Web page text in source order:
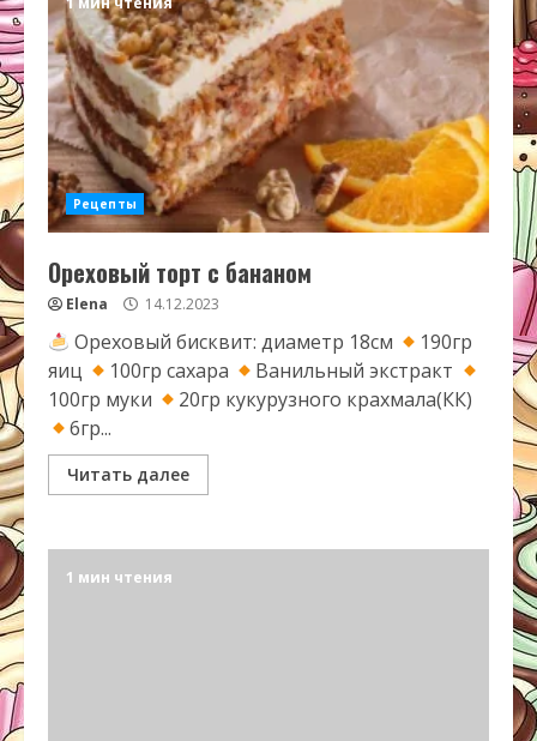
Рецепты
Ореховый торт с бананом
Elena 14.12.2023
Ореховый бисквит: диаметр 18см
190гр
яиц
100гр сахара
Ванильный экстракт
100гр муки
20гр кукурузного крахмала(КК)
6гр...
Читать далее
1 мин чтения